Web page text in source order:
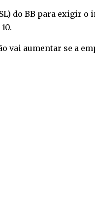
do BB para exigir
vai aumentar se a